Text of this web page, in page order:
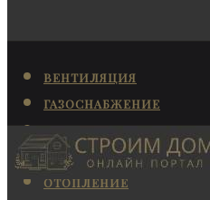
ВЕНТИЛЯЦИЯ
ГАЗОСНАБЖЕНИЕ
КАНАЛИЗАЦИЯ
КОНДИЦИОНИРОВАНИЕ
ОТОПЛЕНИЕ